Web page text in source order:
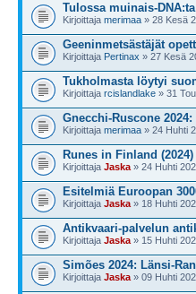
Tulossa muinais-
Kirjoittaja merimaa » 28 Kesä
Geeninmetsästäjät
Kirjoittaja Pertinax » 27 Kesä
Tukholmasta löytyi
Kirjoittaja rcislandlake » 31
Gnecchi-Ruscone
Kirjoittaja merimaa » 24 Huhti
Runes in Finland (2024)
Kirjoittaja Jaska » 24 Huhti
Esitelmiä Euroopan
Kirjoittaja Jaska » 18 Huhti
Antikvaari-palvelun
Kirjoittaja Jaska » 15 Huhti
Simões 2024: Länsi-
Kirjoittaja Jaska » 09 Huhti